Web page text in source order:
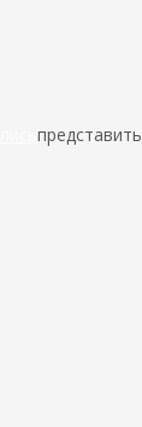
представить